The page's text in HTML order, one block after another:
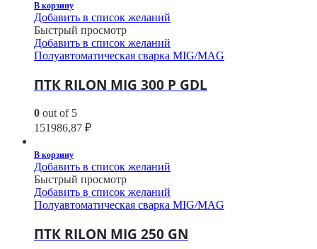
В корзину
Добавить в список желаний
Быстрый просмотр
Добавить в список желаний
Полуавтоматическая сварка MIG/MAG
ПТК RILON MIG 300 P GDL
0 out of 5
151986,87 ₽
В корзину
Добавить в список желаний
Быстрый просмотр
Добавить в список желаний
Полуавтоматическая сварка MIG/MAG
ПТК RILON MIG 250 GN